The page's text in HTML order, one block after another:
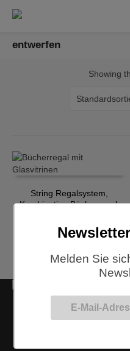
entwerfen
Showing
String Regalsystem,
Kombination Bücherregal,
Melden Sie